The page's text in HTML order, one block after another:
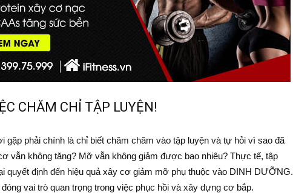
CHĂM CHỈ TẬP LUYỆN!
gặp phải chính là chỉ biết chăm chăm vào tập luyện và tự hỏi vì sao đã
vẫn không tăng? Mỡ vẫn không giảm được bao nhiêu? Thực tế, tập
quyết định đến hiệu quả xây cơ giảm mỡ phụ thuộc vào DINH DƯỠNG.
vai trò quan trọng trong việc phục hồi và xây dựng cơ bắp.